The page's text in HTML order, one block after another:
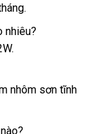
nhiêu?
nhôm sơn tĩnh